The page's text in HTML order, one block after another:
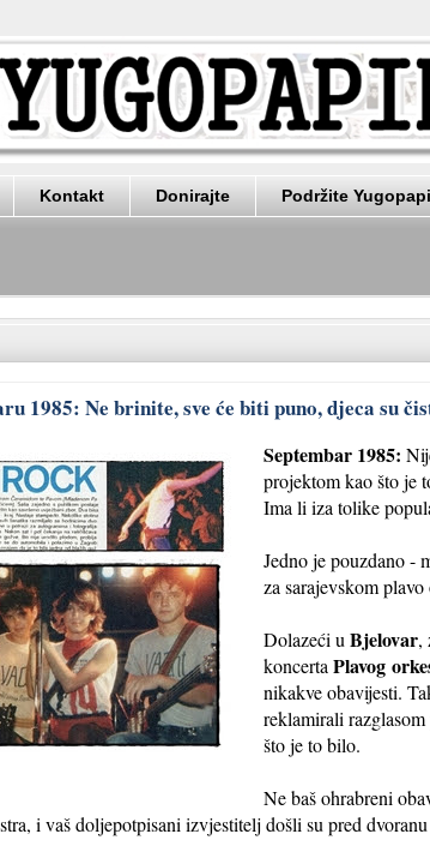
Kontakt Donirajte Podržite
1985: Ne brinite, sve će biti puno, djeca su
Septembar 1985:
projektom kao što je
Ima li iza tolike
Jedno je pouzdano -
za sarajevskom
Dolazeći u Bjelovar,
koncerta Plavog
nikakve obavijesti.
reklamirali
što je to bilo.
Ne baš ohrabreni
i vaš doljepotpisani izvjestitelj došli su pred